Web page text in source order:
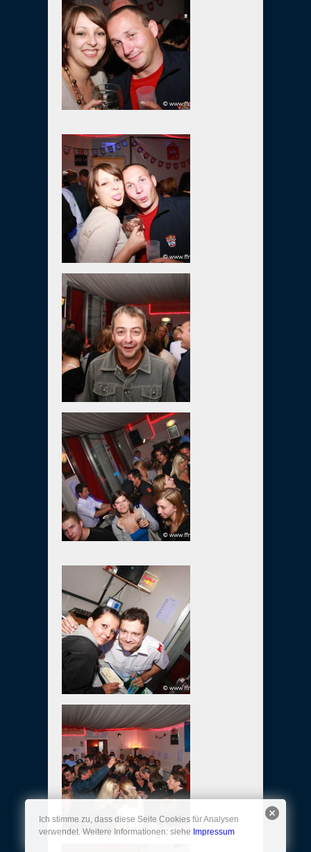
Ich stimme zu, dass diese Seite Cookies für Analysen
verwendet. Weitere Informationen: siehe Impressum